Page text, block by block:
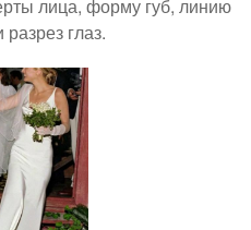
лица, форму губ, линию
разрез глаз.